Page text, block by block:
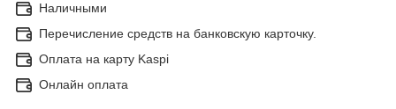
Наличными
Перечисление средств на банковскую карточку.
Оплата на карту Kaspi
Онлайн оплата